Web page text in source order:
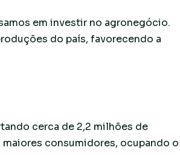
em investir no agronegócio.
do país, favorecendo a
cerca de 2,2 milhões de
consumidores, ocupando o